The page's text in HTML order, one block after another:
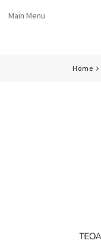
Main Menu
Home